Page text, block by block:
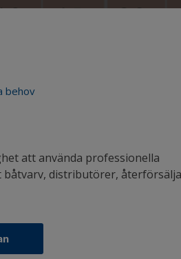
behov
att använda professionella
distributörer,
ett proffs